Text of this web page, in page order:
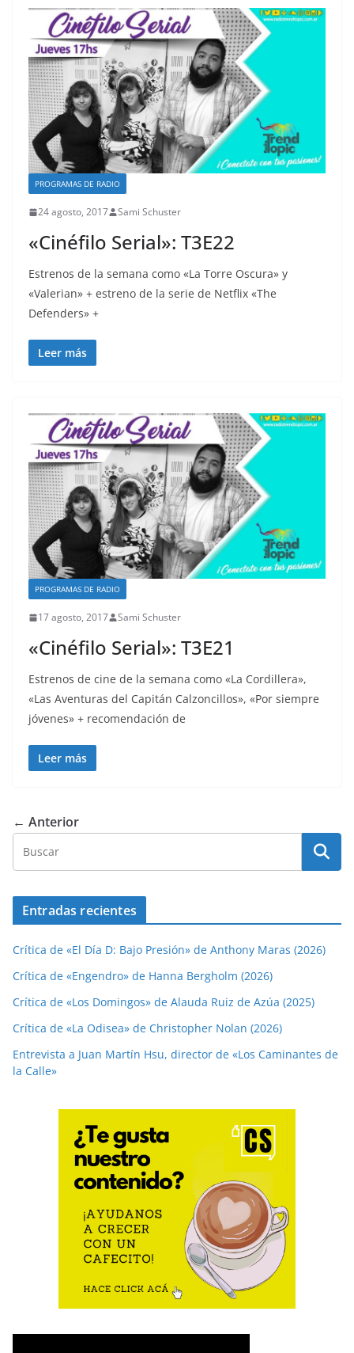
PROGRAMAS DE RADIO
24 agosto, 2017 Sami Schuster
«Cinéfilo Serial»: T3E22
Estrenos de la semana como «La Torre Oscura» y
«Valerian» + estreno de la serie de Netflix «The
Defenders» +
Leer más
PROGRAMAS DE RADIO
17 agosto, 2017 Sami Schuster
«Cinéfilo Serial»: T3E21
Estrenos de cine de la semana como «La Cordillera»,
«Las Aventuras del Capitán Calzoncillos», «Por siempre
jóvenes» + recomendación de
Leer más
← Anterior
Entradas recientes
Crítica de «El Día D: Bajo Presión» de Anthony Maras (2026)
Crítica de «Engendro» de Hanna Bergholm (2026)
Crítica de «Los Domingos» de Alauda Ruiz de Azúa (2025)
Crítica de «La Odisea» de Christopher Nolan (2026)
Entrevista a Juan Martín Hsu, director de «Los Caminantes de
la Calle»